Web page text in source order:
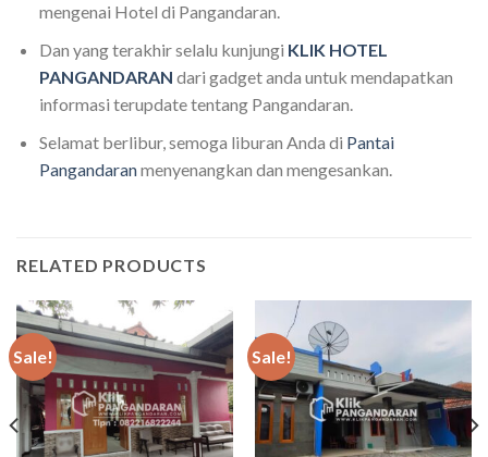
mengenai Hotel di Pangandaran.
Dan yang terakhir selalu kunjungi KLIK HOTEL
PANGANDARAN dari gadget anda untuk mendapatkan
informasi terupdate tentang Pangandaran.
Selamat berlibur, semoga liburan Anda di Pantai
Pangandaranmenyenangkan dan mengesankan.
RELATED PRODUCTS
Sale! Sale!